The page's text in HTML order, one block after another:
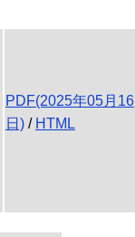
PDF(2025年05月16
日) / HTML